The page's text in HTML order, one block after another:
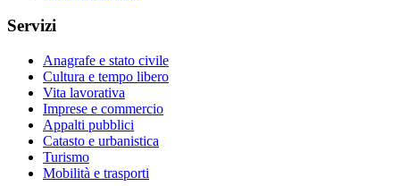
Servizi
Anagrafe e stato civile
Cultura e tempo libero
Vita lavorativa
Imprese e commercio
Appalti pubblici
Catasto e urbanistica
Turismo
Mobilità e trasporti